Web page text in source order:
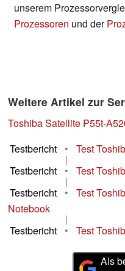
unserem
Prozessoren und der
Weitere Artikel zur
Toshiba Satellite P55t-
Testbericht
• Test
|
Testbericht
• Test
|
Testbericht
•
Test
Notebook
|
Testbericht
• Test
Als